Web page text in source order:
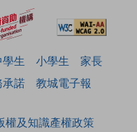
學生 小學生
家長
承諾 教城電子報
權及知識產權政策